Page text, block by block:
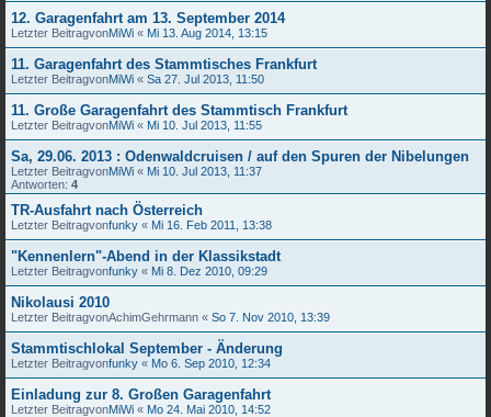
12. Garagenfahrt am 13. September 2014
Letzter BeitragvonMiWi « Mi 13. Aug 2014, 13:15
11. Garagenfahrt des Stammtisches Frankfurt
Letzter BeitragvonMiWi « Sa 27. Jul 2013, 11:50
11. Große Garagenfahrt des Stammtisch Frankfurt
Letzter BeitragvonMiWi « Mi 10. Jul 2013, 11:55
Sa, 29.06. 2013 : Odenwaldcruisen / auf den Spuren der Nibelungen
Letzter BeitragvonMiWi « Mi 10. Jul 2013, 11:37
Antworten: 4
TR-Ausfahrt nach Österreich
Letzter Beitragvonfunky « Mi 16. Feb 2011, 13:38
"Kennenlern"-Abend in der Klassikstadt
Letzter Beitragvonfunky « Mi 8. Dez 2010, 09:29
Nikolausi 2010
Letzter BeitragvonAchimGehrmann « So 7. Nov 2010, 13:39
Stammtischlokal September - Änderung
Letzter Beitragvonfunky « Mo 6. Sep 2010, 12:34
Einladung zur 8. Großen Garagenfahrt
Letzter BeitragvonMiWi « Mo 24. Mai 2010, 14:52